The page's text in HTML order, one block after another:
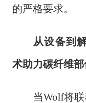
的严格要求。
从设备到
术助力碳纤维
当Wolf将